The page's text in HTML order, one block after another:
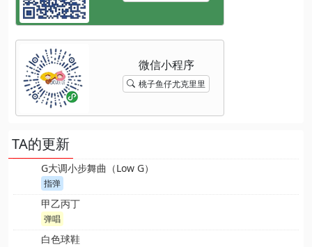
桃子鱼仔尤克里里
TA的更新
G大调小步舞曲（Low G）
指弹
甲乙丙丁
弹唱
白色球鞋